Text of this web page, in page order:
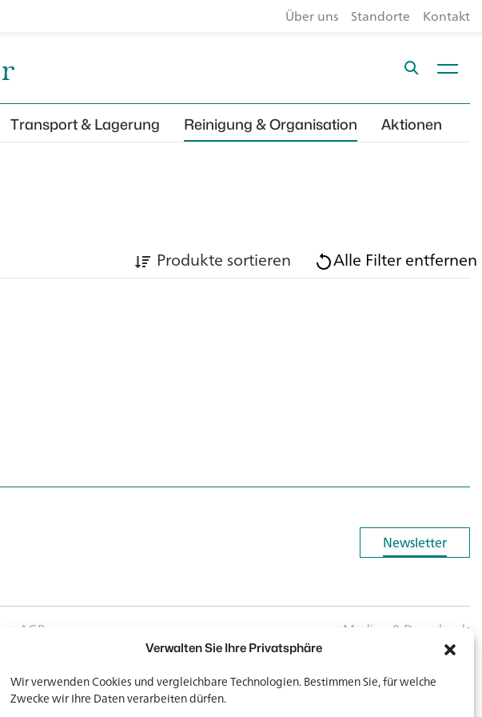
Verwalten Sie Ihre Privatsphäre
Wir verwenden Cookies und vergleichbare Technologien. Bestimmen Sie, für welche
Zwecke wir Ihre Daten verarbeiten dürfen.
Über uns Standorte Kontakt
Transport & Lagerung Reinigung & Organisation Aktionen
Produkte sortieren Alle Filter entfernen
Newsletter
Newsletter
AGB Medien & Downloads